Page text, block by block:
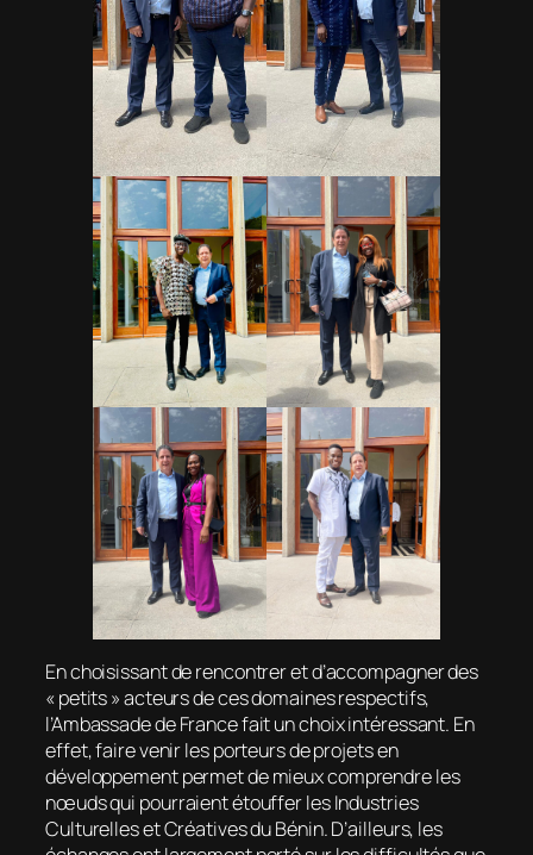
En choisissant de rencontrer et d’accompagner des
« petits » acteurs de ces domaines respectifs,
l’Ambassade de France fait un choix intéressant. En
effet, faire venir les porteurs de projets en
développement permet de mieux comprendre les
nœuds qui pourraient étouffer les Industries
Culturelles et Créatives du Bénin. D’ailleurs, les